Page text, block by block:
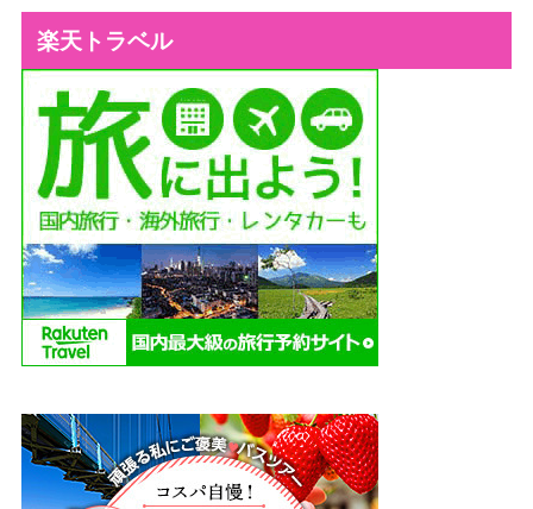
楽天トラベル